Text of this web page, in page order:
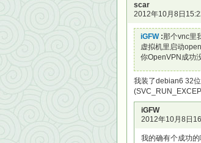
scar
2012年10月8日
iGFW:那个vnc里
虚拟机里启动
你OpenVPN成功
我装了debian6 32
iGFW
2012年10月8日
我的确有个成功的